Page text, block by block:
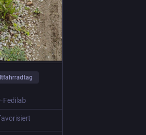
·Fedilab